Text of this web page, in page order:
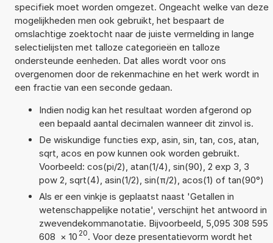
specifiek moet worden omgezet. Ongeacht welke van deze
mogelijkheden men ook gebruikt, het bespaart de
omslachtige zoektocht naar de juiste vermelding in lange
selectielijsten met talloze categorieën en talloze
ondersteunde eenheden. Dat alles wordt voor ons
overgenomen door de rekenmachine en het werk wordt in
een fractie van een seconde gedaan.
Indien nodig kan het resultaat worden afgerond op
een bepaald aantal decimalen wanneer dit zinvol is.
De wiskundige functies exp, asin, sin, tan, cos, atan,
sqrt, acos en pow kunnen ook worden gebruikt.
Voorbeeld: cos(pi/2), atan(1/4), sin(90), 2 exp 3, 3
pow 2, sqrt(4), asin(1/2), sin(π/2), acos(1) of tan(90°)
Als er een vinkje is geplaatst naast 'Getallen in
wetenschappelijke notatie', verschijnt het antwoord in
zwevendekommanotatie. Bijvoorbeeld, 5,095 308 595
608 × 10 20. Voor deze presentatievorm wordt het